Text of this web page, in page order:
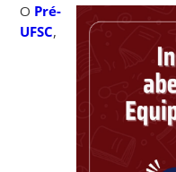
O Pré-
UFSC,